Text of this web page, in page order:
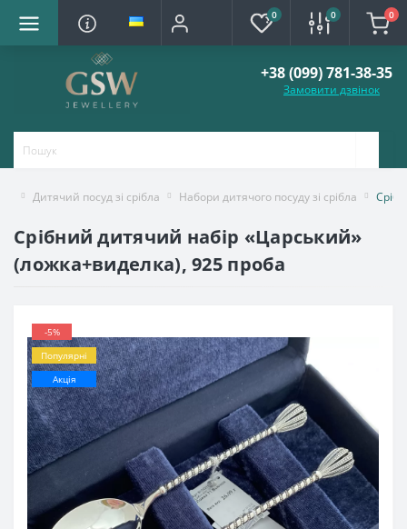
0 0 0
+38 (099) 781-38-35
Замовити дзвінок
Дитячий посуд зі срібла Набори дитячого посуду зі срібла
Срібний дитячий набір «Царський»
(ложка+виделка), 925 проба
-5%
Популярні
Акція